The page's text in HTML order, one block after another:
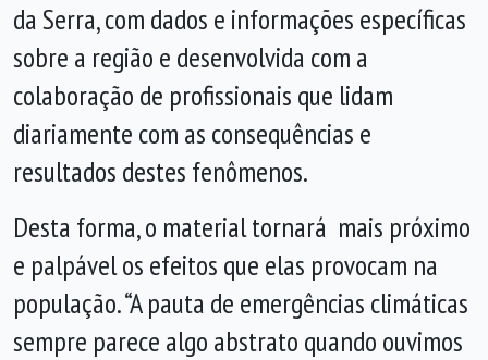
da Serra, com dados e informações específicas
sobre a região e desenvolvida com a
colaboração de profissionais que lidam
diariamente com as consequências e
resultados destes fenômenos.
Desta forma, o material tornará mais próximo
e palpável os efeitos que elas provocam na
população. “A pauta de emergências climáticas
sempre parece algo abstrato quando ouvimos